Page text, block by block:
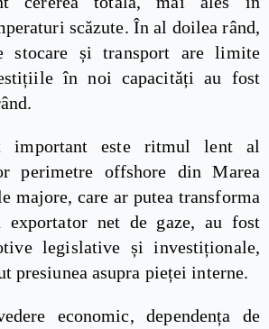
scăzute. În al doilea rând,
stocare și transport are limite
în noi capacități au fost
important este ritmul lent al
perimetre offshore din Marea
majore, care ar putea transforma
exportator net de gaze, au fost
legislative și investiționale,
presiunea asupra pieței interne.
economic, dependența de